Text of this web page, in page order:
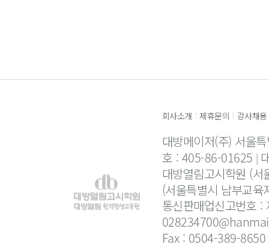
회사소개 | 제휴문의 | 강사채용
대방메이저(주) 서울
호 : 405-86-01625
대방열림고시학원 (
(서울특별시 남부교
통신판매업신고번호
Fax : 0504-389-8650